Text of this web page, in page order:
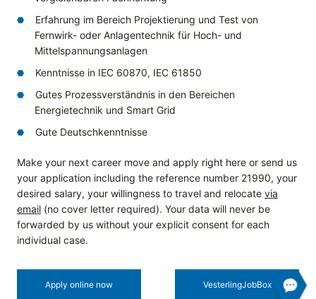
Erfahrung im Bereich Projektierung und Test von
Fernwirk- oder Anlagentechnik für Hoch- und
Mittelspannungsanlagen
Kenntnisse in IEC 60870, IEC 61850
Gutes Prozessverständnis in den Bereichen
Energietechnik und Smart Grid
Gute Deutschkenntnisse
Make your next career move and apply right here or send us
your application including the reference number 21990, your
desired salary, your willingness to travel and relocate via
email (no cover letter required). Your data will never be
forwarded by us without your explicit consent for each
individual case.
Apply online now Vesterling­JobBox